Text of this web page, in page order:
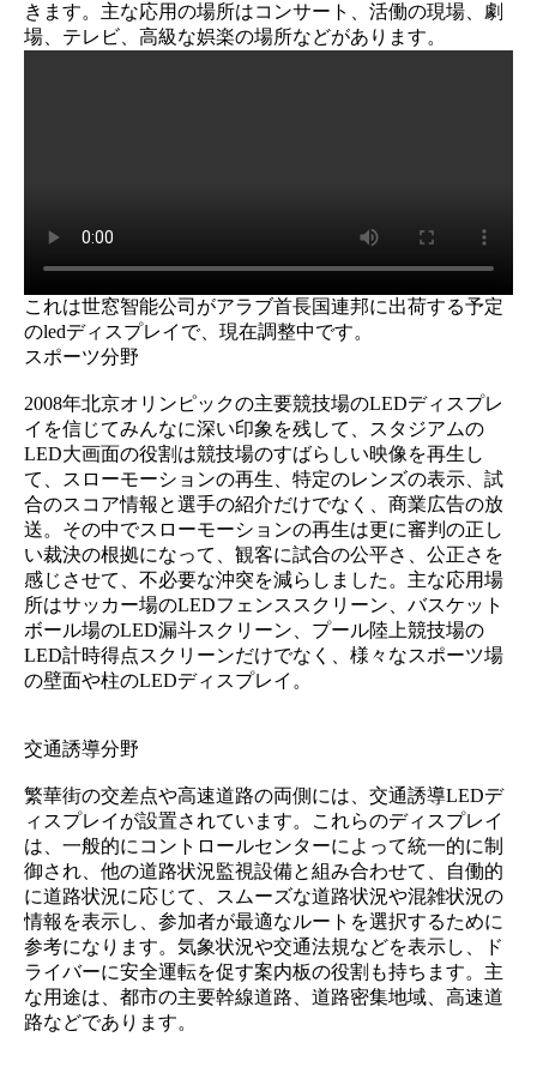
きます。主な応用の場所はコンサート、活働の現場、劇
場、テレビ、高級な娯楽の場所などがあります。
これは世窓智能公司がアラブ首長国連邦に出荷する予定
のledディスプレイで、現在調整中です。
スポーツ分野
2008年北京オリンピックの主要競技場のLEDディスプレ
イを信じてみんなに深い印象を残して、スタジアムの
LED大画面の役割は競技場のすばらしい映像を再生し
て、スローモーションの再生、特定のレンズの表示、試
合のスコア情報と選手の紹介だけでなく、商業広告の放
送。その中でスローモーションの再生は更に審判の正し
い裁決の根拠になって、観客に試合の公平さ、公正さを
感じさせて、不必要な沖突を減らしました。主な応用場
所はサッカー場のLEDフェンススクリーン、バスケット
ボール場のLED漏斗スクリーン、プール陸上競技場の
LED計時得点スクリーンだけでなく、様々なスポーツ場
の壁面や柱のLEDディスプレイ。
交通誘導分野
繁華街の交差点や高速道路の両側には、交通誘導LEDデ
ィスプレイが設置されています。これらのディスプレイ
は、一般的にコントロールセンターによって統一的に制
御され、他の道路状況監視設備と組み合わせて、自働的
に道路状況に応じて、スムーズな道路状況や混雑状況の
情報を表示し、参加者が最適なルートを選択するために
参考になります。気象状況や交通法規などを表示し、ド
ライバーに安全運転を促す案内板の役割も持ちます。主
な用途は、都市の主要幹線道路、道路密集地域、高速道
路などであります。